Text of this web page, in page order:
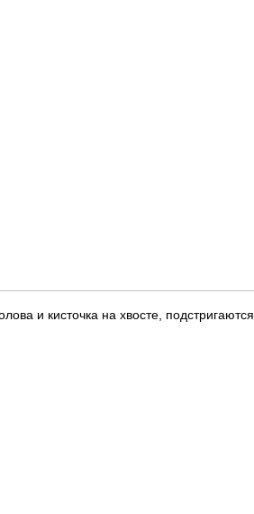
и кисточка на хвосте, подстригаются